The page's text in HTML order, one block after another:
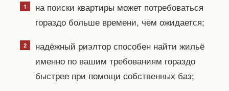
на поиски квартиры может потребоваться
гораздо больше времени, чем ожидается;
надёжный риэлтор способен найти жильё
именно по вашим требованиям гораздо
быстрее при помощи собственных баз;